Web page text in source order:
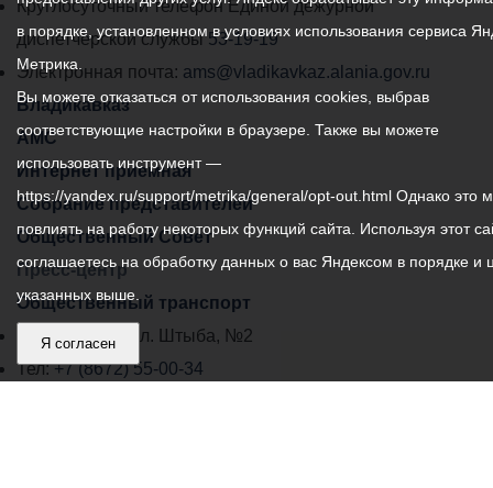
местного
самоуправления
города
Владикавказ:
Круглосуточный телефон Единой дежурной
диспетчерской службы53-19-19
Электронная почта: ams@vladikavkaz.alania.gov.ru
Владикавказ
АМС
Интернет приемная
Собрание представителей
Общественный Совет
Пресс-центр
Общественный транспорт
Владикавказ, пл. Штыба, №2
Тел:+7 (8672) 55-00-34
в порядке, установленном в условиях использования сервиса
Метрика.
Вы можете отказаться от использования cookies, выбрав
соответствующие настройки в браузере. Также вы можете
использовать инструмент —
https://yandex.ru/support/metrika/general/opt-out.html Однако это
повлиять на работу некоторых функций сайта. Используя этот
соглашаетесь на обработку данных о вас Яндексом в порядке и
указанных выше.
Я согласен